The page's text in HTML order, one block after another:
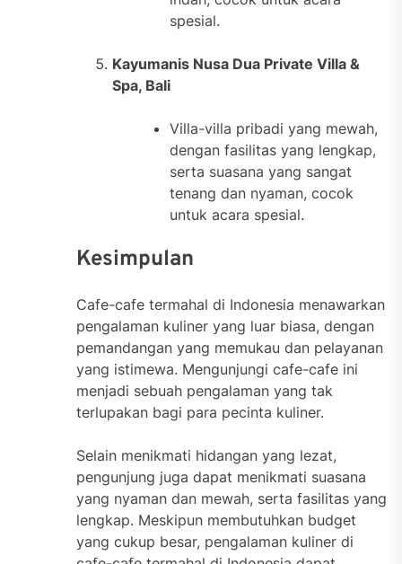
spesial.
Kayumanis Nusa Dua Private Villa &
Spa, Bali
Villa-villa pribadi yang mewah,
dengan fasilitas yang lengkap,
serta suasana yang sangat
tenang dan nyaman, cocok
untuk acara spesial.
Kesimpulan
Cafe-cafe termahal di Indonesia menawarkan
pengalaman kuliner yang luar biasa, dengan
pemandangan yang memukau dan pelayanan
yang istimewa. Mengunjungi cafe-cafe ini
menjadi sebuah pengalaman yang tak
terlupakan bagi para pecinta kuliner.
Selain menikmati hidangan yang lezat,
pengunjung juga dapat menikmati suasana
yang nyaman dan mewah, serta fasilitas yang
lengkap. Meskipun membutuhkan budget
yang cukup besar, pengalaman kuliner di